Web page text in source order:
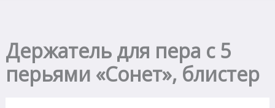
Держатель для пера с 5
перьями «Сонет», блистер